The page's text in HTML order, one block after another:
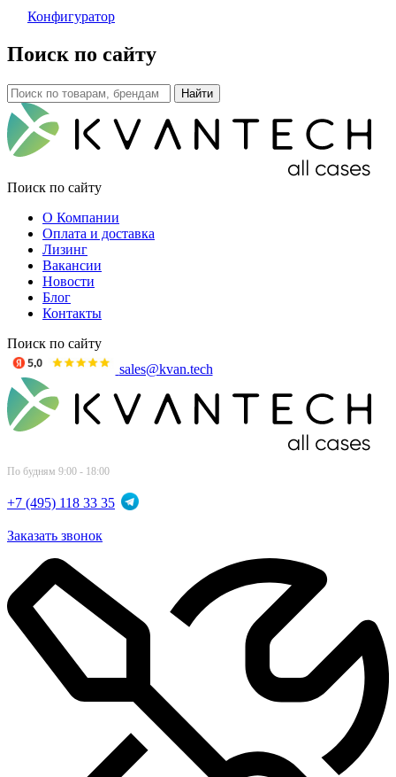
Конфигуратор
Поиск по сайту
Поиск по сайту
О Компании
Оплата и доставка
Лизинг
Вакансии
Новости
Блог
Контакты
Поиск по сайту
sales@kvan.tech
По будням 9:00 - 18:00
+7 (495) 118 33 35
Заказать звонок